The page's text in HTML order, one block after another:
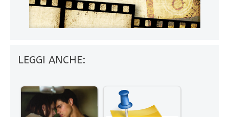
LEGGI ANCHE: